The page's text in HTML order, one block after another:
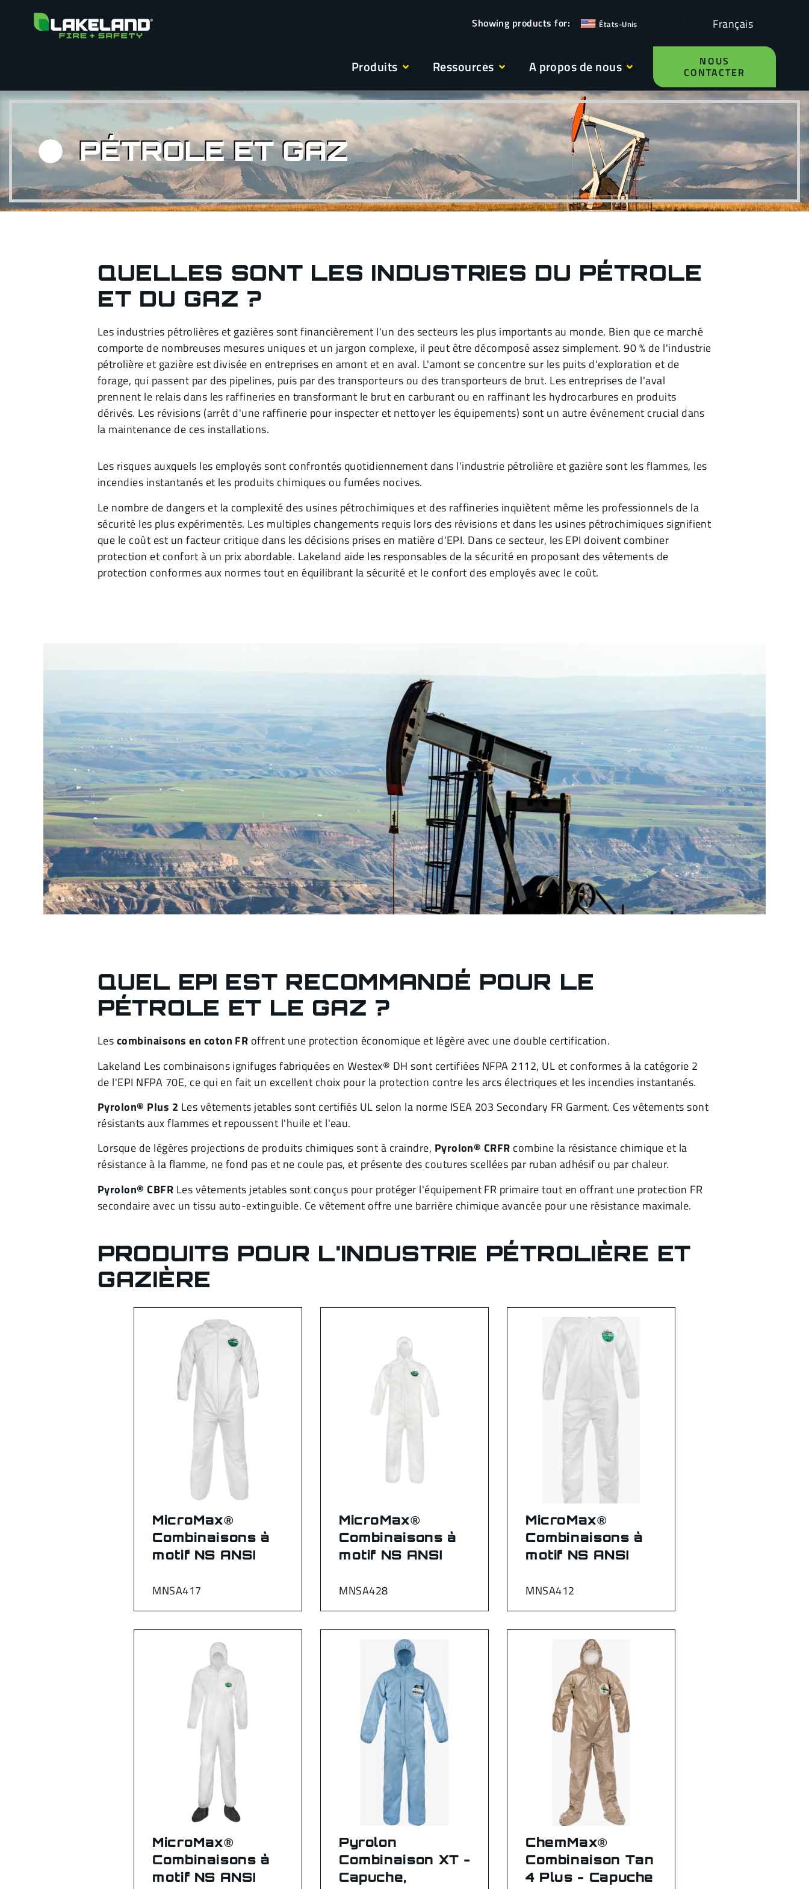
États-Unis Français
Produits Ressources A propos de nous NOUS
CONTACTER
PÉTROLE ET GAZ
QUELLES SONT LES INDUSTRIES DU PÉTROLE
ET DU GAZ ?
Les industries pétrolières et gazières sont financièrement l'un des secteurs les plus importants au monde. Bien que ce marché
comporte de nombreuses mesures uniques et un jargon complexe, il peut être décomposé assez simplement. 90 % de l'industrie
pétrolière et gazière est divisée en entreprises en amont et en aval. L'amont se concentre sur les puits d'exploration et de
forage, qui passent par des pipelines, puis par des transporteurs ou des transporteurs de brut. Les entreprises de l'aval
prennent le relais dans les raffineries en transformant le brut en carburant ou en raffinant les hydrocarbures en produits
dérivés. Les révisions (arrêt d'une raffinerie pour inspecter et nettoyer les équipements) sont un autre événement crucial dans
la maintenance de ces installations.
Les risques auxquels les employés sont confrontés quotidiennement dans l'industrie pétrolière et gazière sont les flammes, les
incendies instantanés et les produits chimiques ou fumées nocives.
Le nombre de dangers et la complexité des usines pétrochimiques et des raffineries inquiètent même les professionnels de la
sécurité les plus expérimentés. Les multiples changements requis lors des révisions et dans les usines pétrochimiques signifient
que le coût est un facteur critique dans les décisions prises en matière d'EPI. Dans ce secteur, les EPI doivent combiner
protection et confort à un prix abordable. Lakeland aide les responsables de la sécurité en proposant des vêtements de
protection conformes aux normes tout en équilibrant la sécurité et le confort des employés avec le coût.
QUEL EPI EST RECOMMANDÉ POUR LE
PÉTROLE ET LE GAZ ?
Lescombinaisons en coton FR offrent une protection économique et légère avec une double certification.
Lakeland Les combinaisons ignifuges fabriquées en Westex® DH sont certifiées NFPA 2112, UL et conformes à la catégorie 2
de l'EPI NFPA 70E, ce qui en fait un excellent choix pour la protection contre les arcs électriques et les incendies instantanés.
Pyrolon® Plus 2 Les vêtements jetables sont certifiés UL selon la norme ISEA 203 Secondary FR Garment. Ces vêtements sont
résistants aux flammes et repoussent l'huile et l'eau.
Lorsque de légères projections de produits chimiques sont à craindre, Pyrolon® CRFR combine la résistance chimique et la
résistance à la flamme, ne fond pas et ne coule pas, et présente des coutures scellées par ruban adhésif ou par chaleur.
Pyrolon® CBFR Les vêtements jetables sont conçus pour protéger l'équipement FR primaire tout en offrant une protection FR
secondaire avec un tissu auto-extinguible. Ce vêtement offre une barrière chimique avancée pour une résistance maximale.
PRODUITS POUR L'INDUSTRIE PÉTROLIÈRE ET
GAZIÈRE
MNSA417
MicroMax®
Combinaisons à
motif NS ANSI
MNSA428
MicroMax®
Combinaisons à
motif NS ANSI
MNSA412
MicroMax®
Combinaisons à
motif NS ANSI
MicroMax®
Combinaisons à
motif NS ANSI
Pyrolon
Combinaison XT -
Capuche,
ChemMax®
Combinaison Tan
4 Plus - Capuche